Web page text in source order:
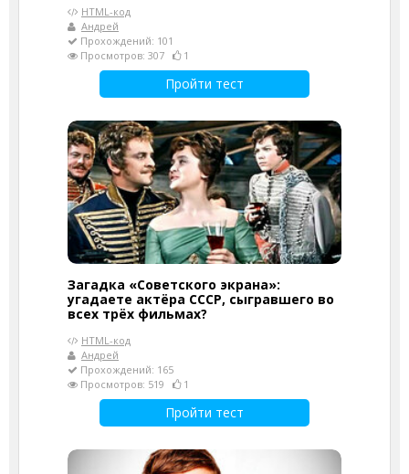
HTML-код
Андрей
Прохождений: 101
Просмотров: 307
1
Пройти тест
Загадка «Советского экрана»:
угадаете актёра СССР, сыгравшего во
всех трёх фильмах?
HTML-код
Андрей
Прохождений: 165
Просмотров: 519
1
Пройти тест